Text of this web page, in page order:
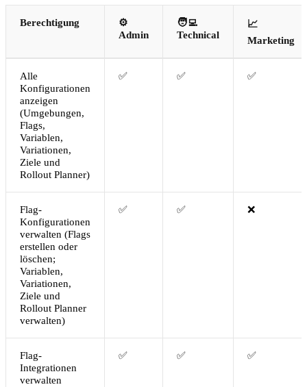
Berechtigung
⚙️
Admin
🧑‍💻
Technical
📈
Marketing
Alle
Konfigurationen
anzeigen
(Umgebungen,
Flags,
Variablen,
Variationen,
Ziele und
Rollout Planner)
✅ ✅ ✅
Flag-
Konfigurationen
verwalten (Flags
erstellen oder
löschen;
Variablen,
Variationen,
Ziele und
Rollout Planner
verwalten)
✅ ✅ ❌
Flag-
Integrationen
verwalten
✅ ✅ ✅